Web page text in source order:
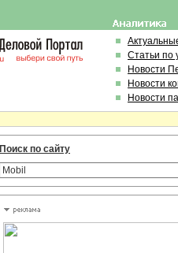
Статьи по
Новости
Новости
Новости
Поиск по сайту